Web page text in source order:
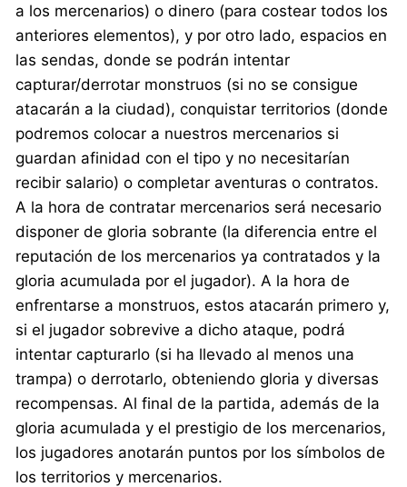
a los mercenarios) o dinero (para costear todos los
anteriores elementos), y por otro lado, espacios en
las sendas, donde se podrán intentar
capturar/derrotar monstruos (si no se consigue
atacarán a la ciudad), conquistar territorios (donde
podremos colocar a nuestros mercenarios si
guardan afinidad con el tipo y no necesitarían
recibir salario) o completar aventuras o contratos.
A la hora de contratar mercenarios será necesario
disponer de gloria sobrante (la diferencia entre el
reputación de los mercenarios ya contratados y la
gloria acumulada por el jugador). A la hora de
enfrentarse a monstruos, estos atacarán primero y,
si el jugador sobrevive a dicho ataque, podrá
intentar capturarlo (si ha llevado al menos una
trampa) o derrotarlo, obteniendo gloria y diversas
recompensas. Al final de la partida, además de la
gloria acumulada y el prestigio de los mercenarios,
los jugadores anotarán puntos por los símbolos de
los territorios y mercenarios.